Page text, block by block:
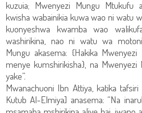
kuzuia; Mwenyezi Mungu Mtukufu
kwisha wabainikia kuwa wao ni watu
kuonyeshwa kwamba wao
washirikina, nao ni watu wa
Mungu akasema: {Hakika
menye kumshirikisha}, na Mwenyezi
yake”.
Mwanachuoni Ibn Attiya, katika
Kutub Al-Elmiya] anasema: “Na